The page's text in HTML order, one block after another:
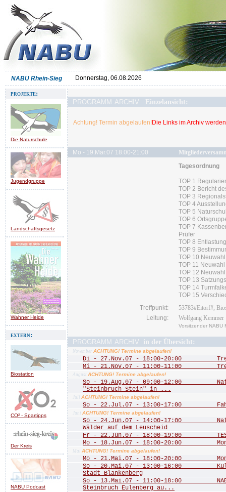
NABU Rhein-Sieg Donnerstag, 06.08.2026
projekte:
Die Naturschule
Jugendgruppe
Landschaftsgesetz
Wahner Heide
extern:
Biostation
CO² - Spartipps
Der Kreis
NABU Podcast
programm archiv Einzelansicht:
Achtung! Termin abgelaufen!Die Links im Archiv
Mo - 19.Mar.07 18:00-21:00
Tagesordnung
TOP 1
TOP 2 Bericht
TOP 3
TOP 4
TOP 5
TOP 6
TOP 7
Prüfer
TOP 8
TOP 9
TOP 10
TOP 11
TOP 12
TOP 13
TOP 14
TOP 15
Treffpunkt:
53783#Eitorf#,
Leitung:
Wolfgang Kemmer
Vorsitzender NABU
programm archiv in der Übersicht:
November ACHTUNG! Termine abgelaufen!
Di - 27.Nov.07 - 18:00-20:00
Mi - 21.Nov.07 - 11:00-11:00
August ACHTUNG! Termine abgelaufen!
So - 19.Aug.07 - 09:00-12:00
"Steinbruch Stein" in ...
Juli ACHTUNG! Termine abgelaufen!
So - 22.Jul.07 - 13:00-17:00
Juni ACHTUNG! Termine abgelaufen!
So - 24.Jun.07 - 14:00-17:00
Wälder auf dem Leuscheid
Fr - 22.Jun.07 - 18:00-19:00 TEST
Mo - 18.Jun.07 - 18:00-20:00
Mai ACHTUNG! Termine abgelaufen!
Mo - 21.Mai.07 - 18:00-20:00
So - 20.Mai.07 - 13:00-16:00
Stadt Blankenberg
So - 13.Mai.07 - 11:00-18:00
Steinbruch Eulenberg au...